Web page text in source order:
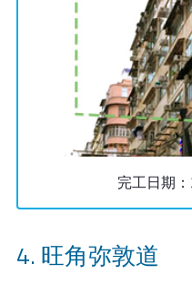
完工日期
旺角弥敦道